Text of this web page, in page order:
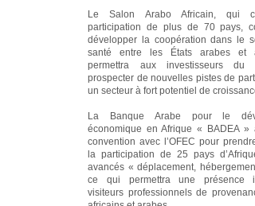
Le Salon Arabo Africain, qui
participation de plus de 70 pays,
développer la coopération dans le
santé entre les États arabes et
permettra aux investisseurs du
prospecter de nouvelles pistes de
un secteur à fort potentiel de
La Banque Arabe pour le
économique en Afrique « BADEA »
convention avec l’OFEC pour
la participation de 25 pays
avancés « déplacement,
ce qui permettra une présence
visiteurs professionnels de